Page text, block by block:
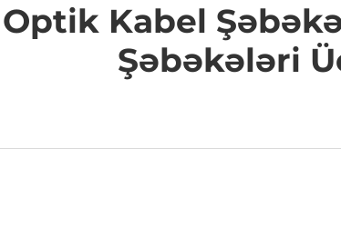
Kabel
Şəbəkələri